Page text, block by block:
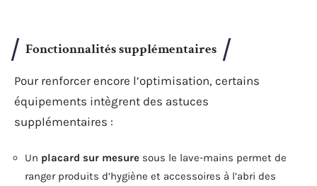
Fonctionnalités supplémentaires
Pour renforcer encore l’optimisation, certains
équipements intègrent des astuces
supplémentaires :
Un placard sur mesure sous le lave-mains permet de
ranger produits d’hygiène et accessoires à l’abri des